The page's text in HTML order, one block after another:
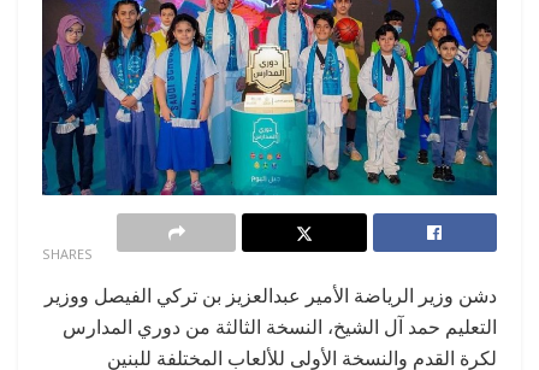
SHARES
دشن وزير الرياضة الأمير عبدالعزيز بن تركي الفيصل ووزير
التعليم حمد آل الشيخ، النسخة الثالثة من دوري المدارس
لكرة القدم والنسخة الأولى للألعاب المختلفة للبنين